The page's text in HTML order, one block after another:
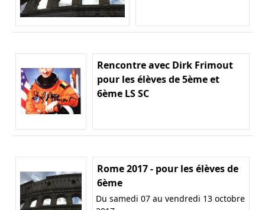
Rencontre avec Dirk Frimout
pour les élèves de 5ème et
6ème LS SC
Rome 2017 - pour les élèves de
6ème
Du samedi 07 au vendredi 13 octobre